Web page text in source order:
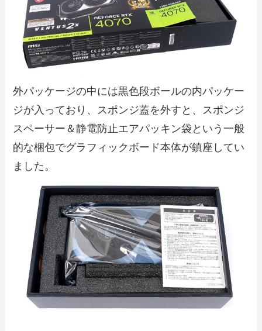
外パッケージの中には黒色段ボールの内パッケー
ジが入っており、スポンジ蓋を外すと、スポンジ
スペーサー＆静電防止エアパッキン袋という一般
的な梱包でグラフィックボード本体が鎮座してい
ました。